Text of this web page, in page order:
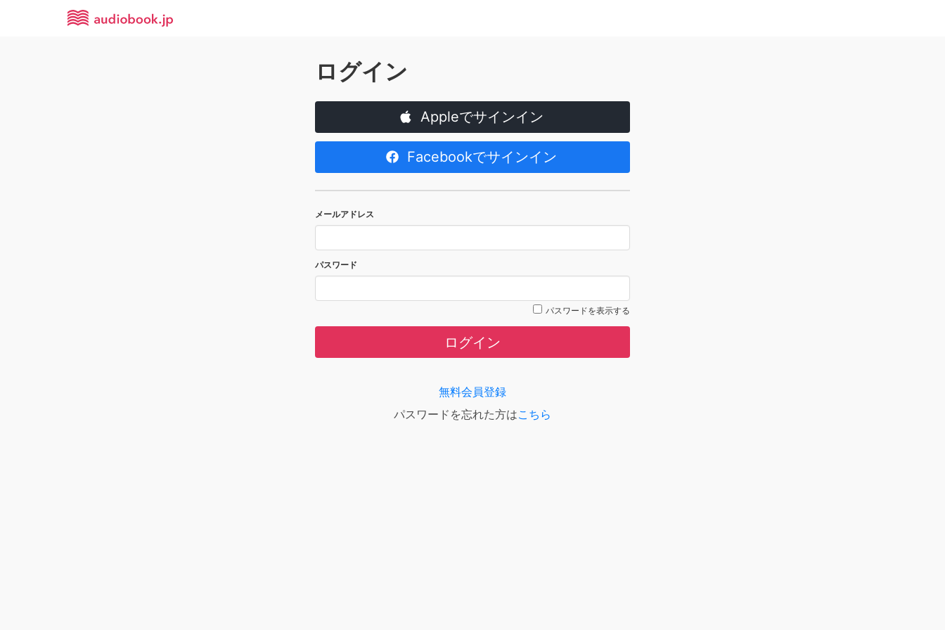
ログイン
Appleでサインイン
Facebookでサインイン
メールアドレス
パスワード
パスワードを表示する
ログイン
無料会員登録
パスワードを忘れた方はこちら